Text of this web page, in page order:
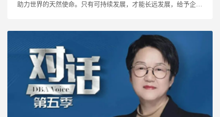
助力世界的天然使命。只有可持续发展，才能长远发展，给予企业